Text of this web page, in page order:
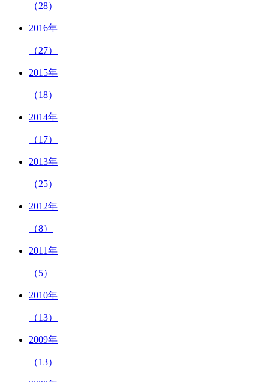
（28）
2016年
（27）
2015年
（18）
2014年
（17）
2013年
（25）
2012年
（8）
2011年
（5）
2010年
（13）
2009年
（13）